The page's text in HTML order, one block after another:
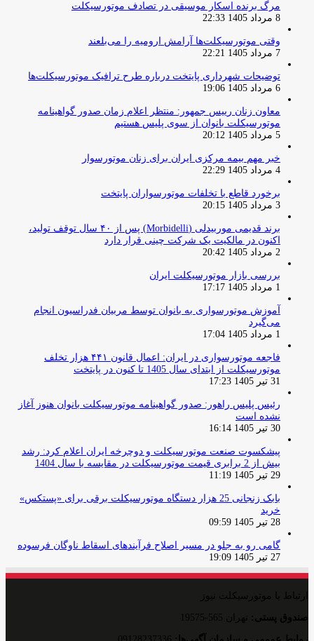
مرگ برنده اسکار موسیقی در تصادف موتورسیکلت
8 مرداد 1405 22:33
وقتی موتورسیکلت‌ها آرامش ارومیه را می‌بلعند
7 مرداد 1405 22:21
توضیحات شهرداری پایتخت درباره طرح ترافیک موتورسیکلت‌ها
6 مرداد 1405 19:06
معاون زنان رییس جمهور: منتظر اعلام زمان صدور گواهینامه
موتورسیکلت بانوان از سوی پلیس هستیم
5 مرداد 1405 20:12
خبر مهم بیمه مرکزی ایران برای زنان موتورسوار
4 مرداد 1405 22:29
برخورد قاطع با تخلفات موتورسواران پایتخت
3 مرداد 1405 20:15
برند قدیمی موربیدلی (Morbidelli) پس از ۴۰ سال توقف تولید،
اکنون در مالکیت یک شرکت چینی قرار دارد
2 مرداد 1405 20:42
بررسی بازار موتورسیکلت ایران
1 مرداد 1405 17:17
آموزش موتورسواری به بانوان توسط مربیان فدراسیون انجام
می‌گیرد
1 مرداد 1405 17:04
فاجعه موتورسواری در ایران: اعمال قانون ۴۴۱ هزار تخلف
موتورسیکلت از ابتدای سال 1405 تا کنون در پایتخت
31 تیر 1405 17:23
رئیس پلیس راهور: صدور گواهینامه موتورسیکلت بانوان هنوز آغاز
نشده است
30 تیر 1405 16:14
پیشکسوت صنعت موتورسیکلت و دوچرخه ایران اعلام کرد: رشد
بیش از 2 برابری قیمت موتورسیکلت در مقایسه با سال 1404
29 تیر 1405 11:19
بابک زنجانی 25 هزار دستگاه موتورسیکلت برقی برای «پستکس»
خرید
28 تیر 1405 09:59
گامی رو به جلو در مسیر اصلاح فرآیندهای اسقاط ناوگان فرسوده
27 تیر 1405 19:09
ارتباط با موتورسیکلت نیوز
صندوق پستی: تهران 565-19575